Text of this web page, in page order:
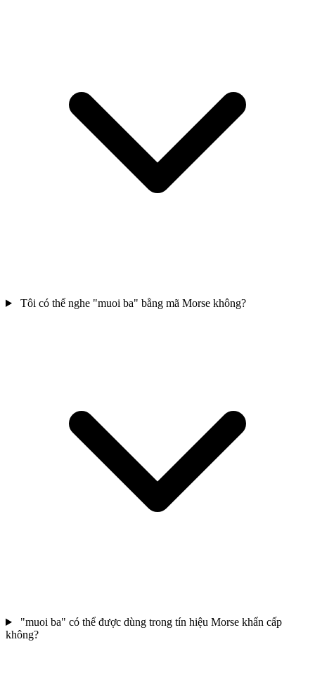
Tôi có thể nghe "muoi ba" bằng mã Morse không?
"muoi ba" có thể được dùng trong tín hiệu Morse khẩn cấp
không?